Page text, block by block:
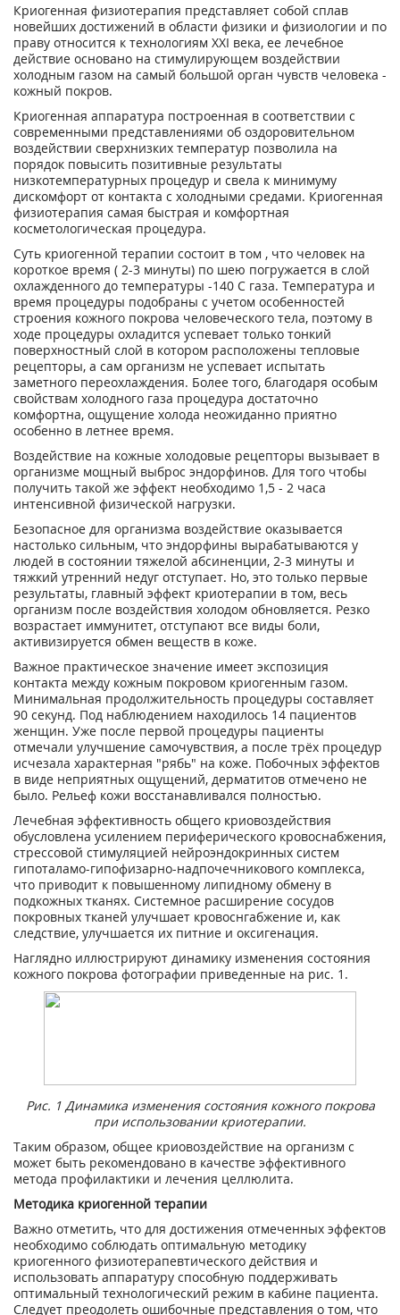
Криогенная физиотерапия представляет собой сплав
новейших достижений в области физики и физиологии и по
праву относится к технологиям ХХI века, ее лечебное
действие основано на стимулирующем воздействии
холодным газом на самый большой орган чувств человека -
кожный покров.
Криогенная аппаратура построенная в соответствии с
современными представлениями об оздоровительном
воздействии сверхнизких температур позволила на
порядок повысить позитивные результаты
низкотемпературных процедур и свела к минимуму
дискомфорт от контакта с холодными средами. Криогенная
физиотерапия самая быстрая и комфортная
косметологическая процедура.
Суть криогенной терапии состоит в том , что человек на
короткое время ( 2-3 минуты) по шею погружается в слой
охлажденного до температуры -140 С газа. Температура и
время процедуры подобраны с учетом особенностей
строения кожного покрова человеческого тела, поэтому в
ходе процедуры охладится успевает только тонкий
поверхностный слой в котором расположены тепловые
рецепторы, а сам организм не успевает испытать
заметного переохлаждения. Более того, благодаря особым
свойствам холодного газа процедура достаточно
комфортна, ощущение холода неожиданно приятно
особенно в летнее время.
Воздействие на кожные холодовые рецепторы вызывает в
организме мощный выброс эндорфинов. Для того чтобы
получить такой же эффект необходимо 1,5 - 2 часа
интенсивной физической нагрузки.
Безопасное для организма воздействие оказывается
настолько сильным, что эндорфины вырабатываются у
людей в состоянии тяжелой абсиненции, 2-3 минуты и
тяжкий утренний недуг отступает. Но, это только первые
результаты, главный эффект криотерапии в том, весь
организм после воздействия холодом обновляется. Резко
возрастает иммунитет, отступают все виды боли,
активизируется обмен веществ в коже.
Важное практическое значение имеет экспозиция
контакта между кожным покровом криогенным газом.
Минимальная продолжительность процедуры составляет
90 секунд. Под наблюдением находилось 14 пациентов
женщин. Уже после первой процедуры пациенты
отмечали улучшение самочувствия, а после трёх процедур
исчезала характерная "рябь" на коже. Побочных эффектов
в виде неприятных ощущений, дерматитов отмечено не
было. Рельеф кожи восстанавливался полностью.
Лечебная эффективность общего криовоздействия
обусловлена усилением периферического кровоснабжения,
стрессовой стимуляцией нейроэндокринных систем
гипоталамо-гипофизарно-надпочечникового комплекса,
что приводит к повышенному липидному обмену в
подкожных тканях. Системное расширение сосудов
покровных тканей улучшает кровоснгабжение и, как
следствие, улучшается их питние и оксигенация.
Наглядно иллюстрируют динамику изменения состояния
кожного покрова фотографии приведенные на рис. 1.
Рис. 1 Динамика изменения состояния кожного покрова
при использовании криотерапии.
Таким образом, общее криовоздействие на организм с
может быть рекомендовано в качестве эффективного
метода профилактики и лечения целлюлита.
Методика криогенной терапии
Важно отметить, что для достижения отмеченных эффектов
необходимо соблюдать оптимальную методику
криогенного физиотерапевтического действия и
использовать аппаратуру способную поддерживать
оптимальный технологический режим в кабине пациента.
Следует преодолеть ошибочные представления о том, что